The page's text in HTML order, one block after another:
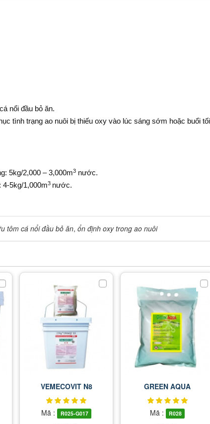
nổi đầu bỏ ăn.
tình trạng ao nuôi bị thiếu oxy vào lúc sáng sớm hoặc buổi
5kg/2,000 – 3,000m3 nước.
5kg/1,000m3 nước.
tôm cá nổi đầu bỏ ăn, ổn định oxy trong ao nuôi
VEMECOVIT N8
Mã : R025-G017
GREEN AQUA
Mã : R028